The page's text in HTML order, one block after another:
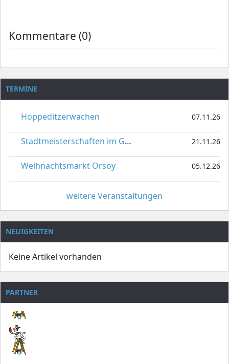
Kommentare (0)
TERMINE
Hoppeditzerwachen 07.11.26
Stadtmeisterschaften im Gardetanz 21.11.26
Weihnachtsmarkt Orsoy 05.12.26
weitere Veranstaltungen
NEUIGKEITEN
Keine Artikel vorhanden
PARTNER